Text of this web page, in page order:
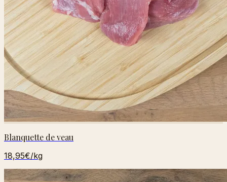
Blanquette de veau
18,95€/kg